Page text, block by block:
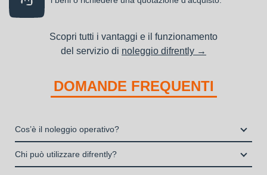
Scopri tutti i vantaggi e il funzionamento
del servizio di noleggio difrently →
DOMANDE FREQUENTI
Cos’è il noleggio operativo?
Il noleggio, o locazione operativa, è una soluzione che
Chi può utilizzare difrently?